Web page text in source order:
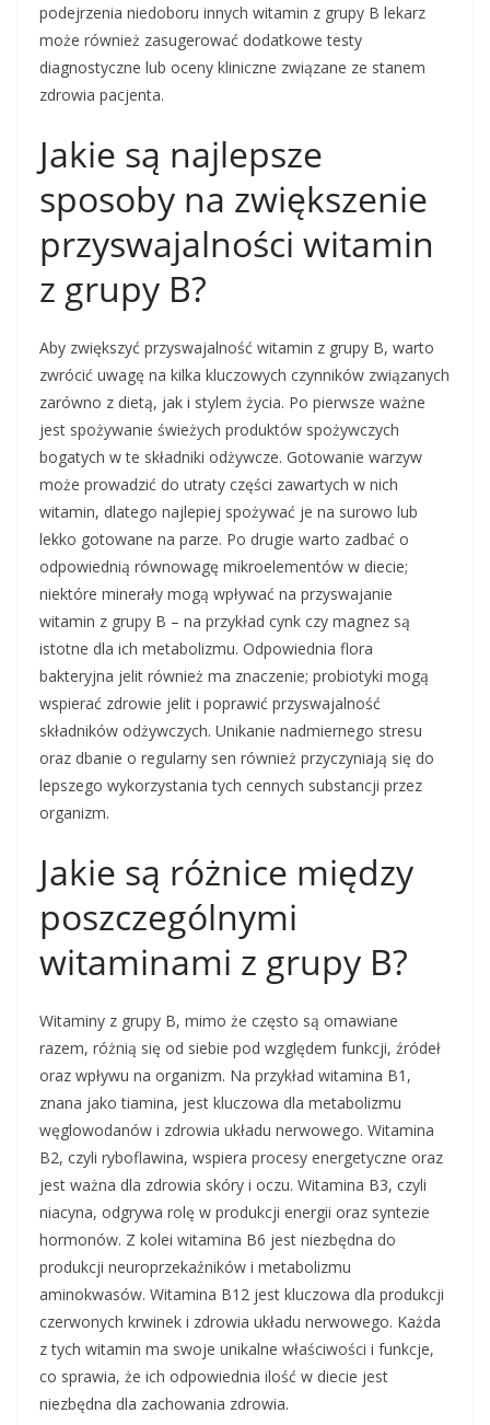
podejrzenia niedoboru innych witamin z grupy B lekarz
może również zasugerować dodatkowe testy
diagnostyczne lub oceny kliniczne związane ze stanem
zdrowia pacjenta.
Jakie są najlepsze
sposoby na zwiększenie
przyswajalności witamin
z grupy B?
Aby zwiększyć przyswajalność witamin z grupy B, warto
zwrócić uwagę na kilka kluczowych czynników związanych
zarówno z dietą, jak i stylem życia. Po pierwsze ważne
jest spożywanie świeżych produktów spożywczych
bogatych w te składniki odżywcze. Gotowanie warzyw
może prowadzić do utraty części zawartych w nich
witamin, dlatego najlepiej spożywać je na surowo lub
lekko gotowane na parze. Po drugie warto zadbać o
odpowiednią równowagę mikroelementów w diecie;
niektóre minerały mogą wpływać na przyswajanie
witamin z grupy B – na przykład cynk czy magnez są
istotne dla ich metabolizmu. Odpowiednia flora
bakteryjna jelit również ma znaczenie; probiotyki mogą
wspierać zdrowie jelit i poprawić przyswajalność
składników odżywczych. Unikanie nadmiernego stresu
oraz dbanie o regularny sen również przyczyniają się do
lepszego wykorzystania tych cennych substancji przez
organizm.
Jakie są różnice między
poszczególnymi
witaminami z grupy B?
Witaminy z grupy B, mimo że często są omawiane
razem, różnią się od siebie pod względem funkcji, źródeł
oraz wpływu na organizm. Na przykład witamina B1,
znana jako tiamina, jest kluczowa dla metabolizmu
węglowodanów i zdrowia układu nerwowego. Witamina
B2, czyli ryboflawina, wspiera procesy energetyczne oraz
jest ważna dla zdrowia skóry i oczu. Witamina B3, czyli
niacyna, odgrywa rolę w produkcji energii oraz syntezie
hormonów. Z kolei witamina B6 jest niezbędna do
produkcji neuroprzekaźników i metabolizmu
aminokwasów. Witamina B12 jest kluczowa dla produkcji
czerwonych krwinek i zdrowia układu nerwowego. Każda
z tych witamin ma swoje unikalne właściwości i funkcje,
co sprawia, że ich odpowiednia ilość w diecie jest
niezbędna dla zachowania zdrowia.